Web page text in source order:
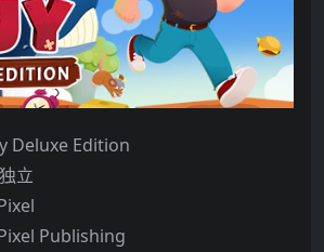
Deluxe Edition
立
Publishing